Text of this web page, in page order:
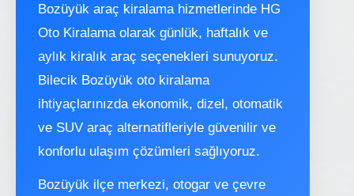
Bozüyük araç kiralama hizmetlerinde HG
Oto Kiralama olarak günlük, haftalık ve
aylık kiralık araç seçenekleri sunuyoruz.
Bilecik Bozüyük oto kiralama
ihtiyaçlarınızda ekonomik, dizel, otomatik
ve SUV araç alternatifleriyle güvenilir ve
konforlu ulaşım çözümleri sağlıyoruz.
Bozüyük ilçe merkezi, otogar ve çevre